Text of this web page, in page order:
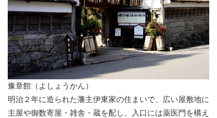
豫章館（よしょうかん）
明治２年に造られた藩主伊東家の住まいで、広い屋敷地に
主屋や御数寄屋・雑舎・蔵を配し、入口には薬医門を構え